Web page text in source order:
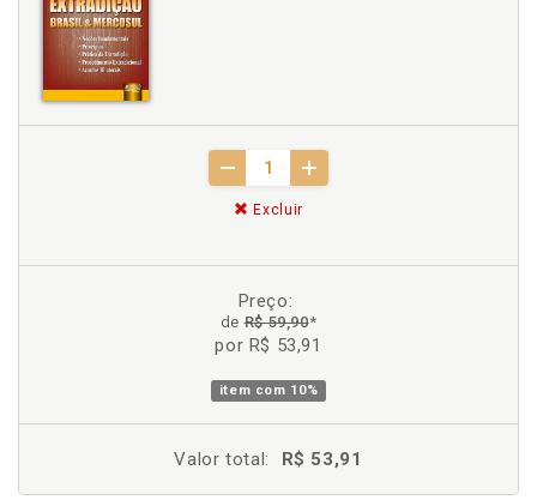
Excluir
Preço:
deR$ 59,90*
por R$ 53,91
item com 10%
Valor total: R$ 53,91